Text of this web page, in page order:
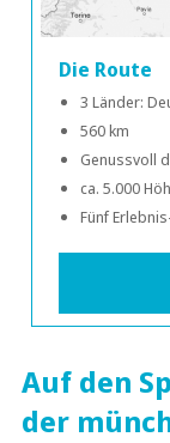
Die Route
3 Länder:
560 km
Genussvoll
ca. 5.000
Fünf
Auf den
der